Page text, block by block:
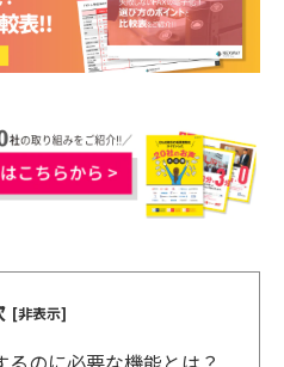
[非表示]